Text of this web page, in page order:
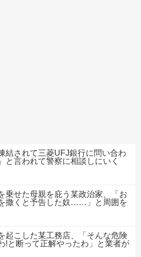
結されて三菱UFJ銀行に問い合わ
と言われて警察に相談しにいく
乗せた母親を庇う某政治家、「お
撒くと予告した奴……」と周囲を
起こした某工務店、「そんな危険
!と断って正解やったわ」と業者が